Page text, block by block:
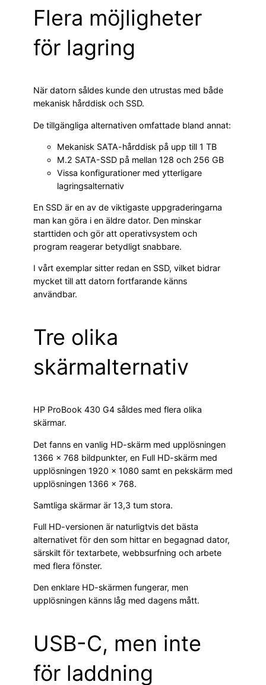
Flera möjligheter
för lagring
När datorn såldes kunde den utrustas med både
mekanisk hårddisk och SSD.
De tillgängliga alternativen omfattade bland annat:
Mekanisk SATA-hårddisk på upp till 1 TB
M.2 SATA-SSD på mellan 128 och 256 GB
Vissa konfigurationer med ytterligare
lagringsalternativ
En SSD är en av de viktigaste uppgraderingarna
man kan göra i en äldre dator. Den minskar
starttiden och gör att operativsystem och
program reagerar betydligt snabbare.
I vårt exemplar sitter redan en SSD, vilket bidrar
mycket till att datorn fortfarande känns
användbar.
Tre olika
skärmalternativ
HP ProBook 430 G4 såldes med flera olika
skärmar.
Det fanns en vanlig HD-skärm med upplösningen
1366 × 768 bildpunkter, en Full HD-skärm med
upplösningen 1920 × 1080 samt en pekskärm med
upplösningen 1366 × 768.
Samtliga skärmar är 13,3 tum stora.
Full HD-versionen är naturligtvis det bästa
alternativet för den som hittar en begagnad dator,
särskilt för textarbete, webbsurfning och arbete
med flera fönster.
Den enklare HD-skärmen fungerar, men
upplösningen känns låg med dagens mått.
USB-C, men inte
för laddning